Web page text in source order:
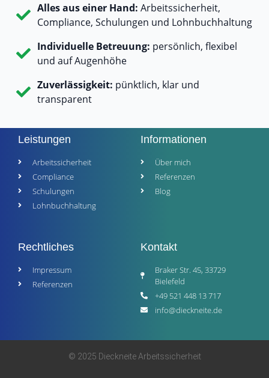
Alles aus einer Hand: Arbeitssicherheit,
Compliance, Schulungen und Lohnbuchhaltung
Individuelle Betreuung: persönlich, flexibel
und auf Augenhöhe
Zuverlässigkeit: pünktlich, klar und
transparent
Leistungen
Arbeitssicherheit
Compliance
Schulungen
Lohnbuchhaltung
Informationen
Über mich
Referenzen
Blog
Rechtliches
Impressum
Referenzen
Kontakt
Braker Str. 45, 33729
Bielefeld
+49 521 448 13 717
info@dieckneite.de
© 2025 Dieckneite Arbeitssicherheit